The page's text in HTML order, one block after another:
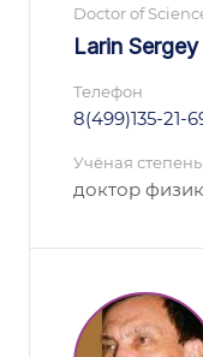
Doctor of
Larin
Телефон
8(499)135-21-
Учёная степень
доктор